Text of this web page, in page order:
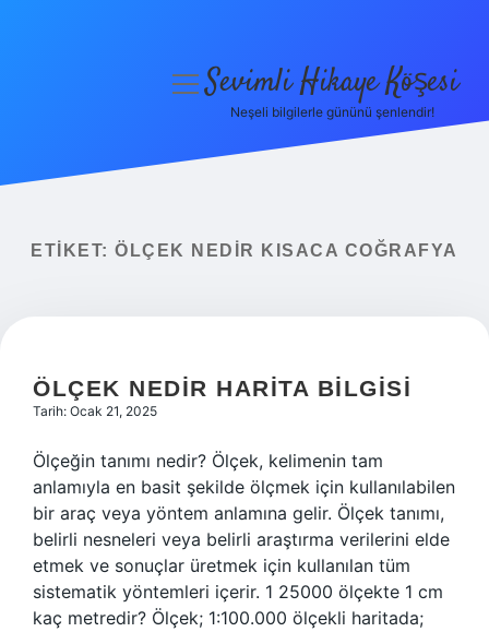
Yasal Uyarı
menüyüSevimli Hikaye Köşesi
Neşeli bilgilerle gününü şenlendir!
ETIKET: ÖLÇEK NEDIR KISACA COĞRAFYA
ÖLÇEK NEDIR HARITA BILGISI
Tarih: Ocak 21, 2025
Ölçeğin tanımı nedir? Ölçek, kelimenin tam
anlamıyla en basit şekilde ölçmek için kullanılabilen
bir araç veya yöntem anlamına gelir. Ölçek tanımı,
belirli nesneleri veya belirli araştırma verilerini elde
etmek ve sonuçlar üretmek için kullanılan tüm
sistematik yöntemleri içerir. 1 25000 ölçekte 1 cm
kaç metredir? Ölçek; 1:100.000 ölçekli haritada;